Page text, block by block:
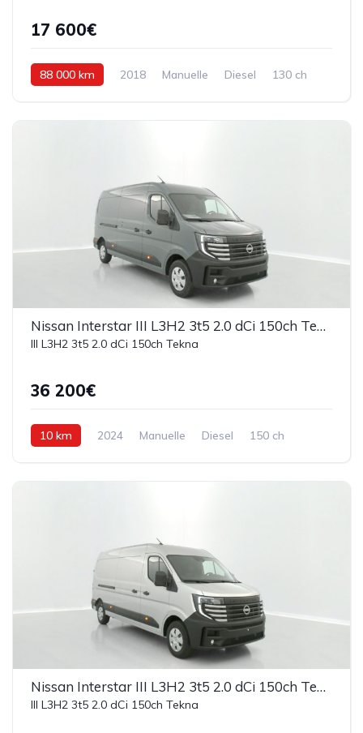
17 600€
88 000 km 2018 Manuelle Diesel 130 ch
Nissan Interstar III L3H2 3t5 2.0 dCi 150ch Tekna
III L3H2 3t5 2.0 dCi 150ch Tekna
36 200€
10 km 2024 Manuelle Diesel 150 ch
Nissan Interstar III L3H2 3t5 2.0 dCi 150ch Tekna
III L3H2 3t5 2.0 dCi 150ch Tekna